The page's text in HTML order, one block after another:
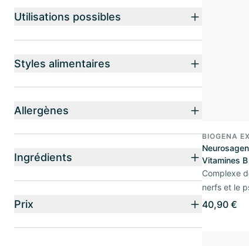
BIOGENA
Vitamines
Complexe
nerfs et le
40,90 €
Utilisations possibles
Styles alimentaires
Allergènes
Ingrédients
Prix